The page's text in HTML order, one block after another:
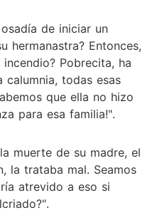
de iniciar un
hermanastra? Entonces,
Pobrecita, ha
todas esas
que ella no hizo
para esa familia!".
muerte de su madre, el
la trataba mal. Seamos
atrevido a eso si